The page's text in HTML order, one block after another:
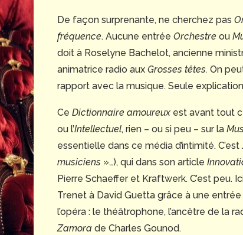
De façon surprenante, ne cherchez pas
fréquence. Aucune entrée Orchestre ou
doit à Roselyne Bachelot, ancienne
animatrice radio aux Grosses têtes. On
rapport avec la musique. Seule
Ce Dictionnaire amoureux est avant tout
ou l’Intellectuel, rien – ou si peu – sur la
essentielle dans ce média d’intimité.
musiciens »…), qui dans son article
Pierre Schaeffer et Kraftwerk. C’est peu.
Trenet à David Guetta grâce à une entrée
l’opéra : le théâtrophone, l’ancêtre de la
Zamora de Charles Gounod.